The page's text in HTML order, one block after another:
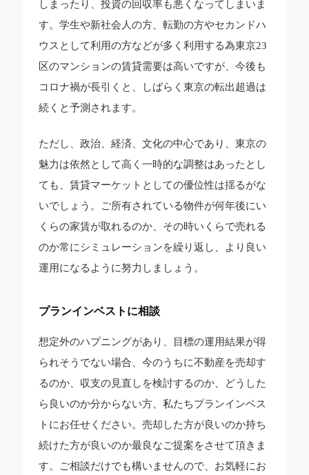
しまったり、投資の回収率も悪くなってしまいま
す。学生や新社会人の方、転勤の方やセカンドハ
ウスとして利用の方などが多く利用する為東京23
区のマンションの賃貸需要は高いですが、今後も
コロナ禍が長引くと、しばらく東京の転出超過は
続くと予測されます。
ただし、政治、経済、文化の中心であり、東京の
魅力は依然として高く一時的な調整はあったとし
ても、賃貸マーケットとしての優位性は揺るがな
いでしょう。ご所有されている物件が何年後にい
くらの家賃が取れるのか、その時いくらで売れる
のか常にシミュレーションを繰り返し、より良い
運用になるように努力しましょう。
プランインベストに相談
想定外のハプニングがあり、目標の運用結果が得
られそうでない場合、今のうちに不動産を売却す
るのか、収支の見直しを検討するのか、どうした
ら良いのか分からない方、私たちプランインベス
トにお任せください。売却した方が良いのか持ち
続けた方が良いのか最良なご提案をさせて頂きま
す。ご相談だけでも構いませんので、お気軽にお